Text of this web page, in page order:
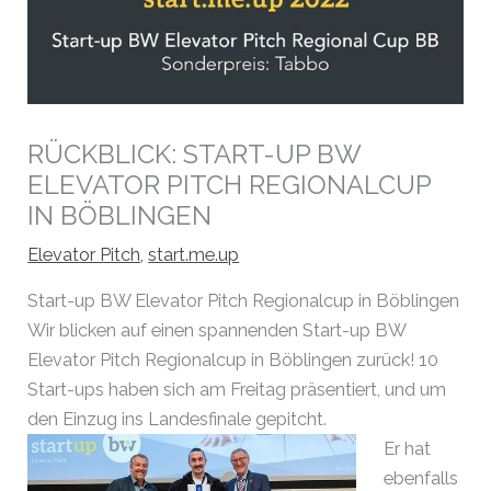
RÜCKBLICK: START-UP BW
ELEVATOR PITCH REGIONALCUP
IN BÖBLINGEN
Elevator Pitch,start.me.up
Start-up BW Elevator Pitch Regionalcup in Böblingen
Wir blicken auf einen spannenden Start-up BW
Elevator Pitch Regionalcup in Böblingen zurück! 10
Start-ups haben sich am Freitag präsentiert, und um
den Einzug ins Landesfinale gepitcht.
Er hat
ebenfalls